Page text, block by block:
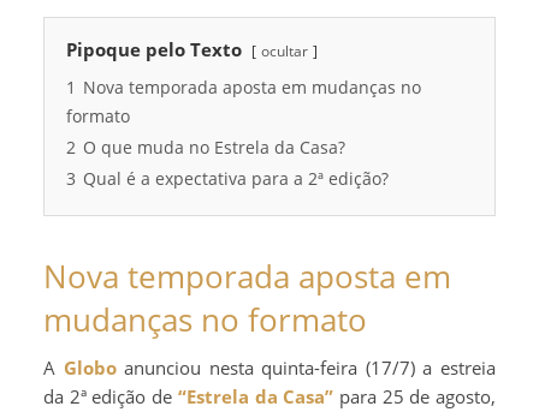
Pipoque pelo Texto ocultar
1 Nova temporada aposta em mudanças no
formato
2 O que muda no Estrela da Casa?
3 Qual é a expectativa para a 2ª edição?
Nova temporada aposta em
mudanças no formato
Globoanunciou nesta quinta-feira (17/7) a estreia
da 2ª edição de “Estrela da Casa” para 25 de agosto,